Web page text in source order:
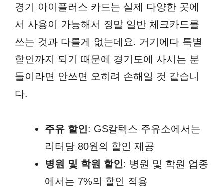
경기 아이플러스 카드는 실제 다양한 곳에
서 사용이 가능해서 정말 일반 체크카드를
쓰는 것과 다를게 없는데요. 거기에다 특별
할인까지 되기 때문에 경기도에 사시는 분
들이라면 안쓰면 오히려 손해일 것 같습니
다.
주유 할인: GS칼텍스 주유소에서는
리터당 80원의 할인 제공
병원 및 학원 할인: 병원 및 학원 업종
에서는 7%의 할인 적용